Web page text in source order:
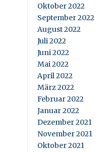
Oktober 2022
September 2022
August 2022
Juli 2022
Juni 2022
Mai 2022
April 2022
März 2022
Februar 2022
Januar 2022
Dezember 2021
November 2021
Oktober 2021